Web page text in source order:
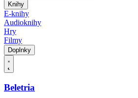
Knihy
E-knihy
Audioknihy
Hry
Filmy
Doplnky
Beletria